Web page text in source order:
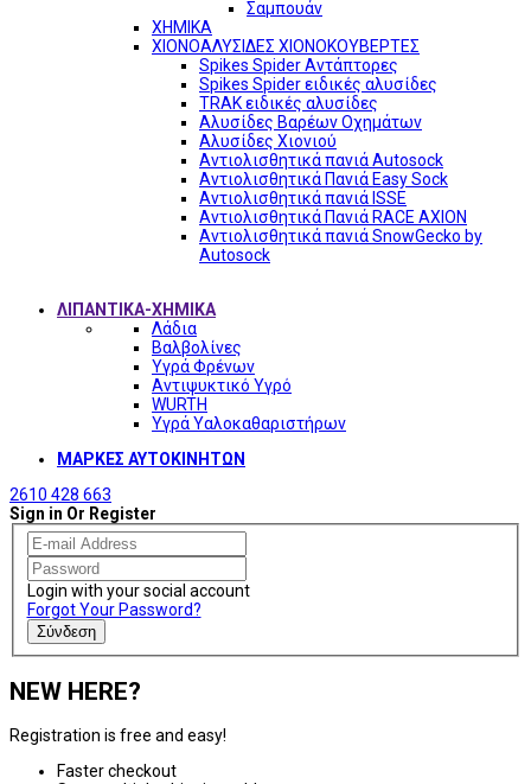
Σαμπουάν
ΧΗΜΙΚΑ
ΧΙΟΝΟΑΛΥΣΙΔΕΣ ΧΙΟΝΟΚΟΥΒΕΡΤΕΣ
Spikes Spider Αντάπτορες
Spikes Spider ειδικές αλυσίδες
TRAK ειδικές αλυσίδες
Αλυσίδες Βαρέων Οχημάτων
Αλυσίδες Χιονιού
Αντιολισθητικά πανιά Autosock
Αντιολισθητικά Πανιά Easy Sock
Αντιολισθητικά πανιά ISSE
Αντιολισθητικά Πανιά RACE AXION
Αντιολισθητικά πανιά SnowGecko by
Autosock
ΛΙΠΑΝΤΙΚΑ-ΧΗΜΙΚΑ
Λάδια
Βαλβολίνες
Υγρά Φρένων
Αντιψυκτικό Υγρό
WURTH
Υγρά Υαλοκαθαριστήρων
ΜΑΡΚΕΣ ΑΥΤΟΚΙΝΗΤΩΝ
2610 428 663
Sign in Or Register
Login with your social account
Forgot Your Password?
Σύνδεση
NEW HERE?
Registration is free and easy!
Faster checkout